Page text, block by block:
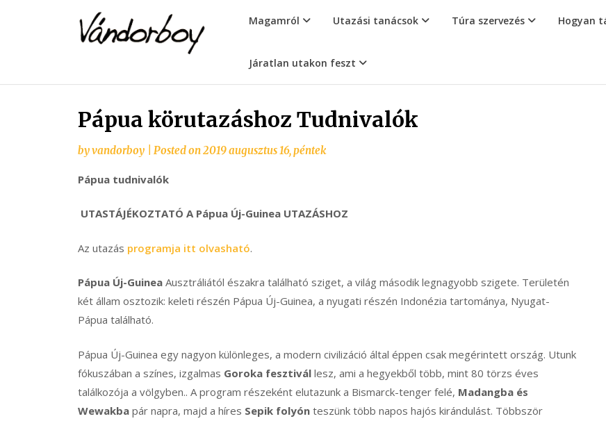
vandorboy
Magamról Utazási tanácsok Túra szervezés Hogyan
Járatlan utakon feszt
Pápua körutazáshoz Tudnivalók
byvandorboy Posted on2019 augusztus 16, péntek
Pápua tudnivalók
UTASTÁJÉKOZTATÓ A Pápua Új-Guinea UTAZÁSHOZ
Az utazás programja itt olvasható.
Pápua Új-Guinea Ausztráliától északra található sziget, a világ második legnagyobb szigete. Területén
két állam osztozik: keleti részén Pápua Új-Guinea, a nyugati részén Indonézia tartománya, Nyugat-
Pápua található.
Pápua Új-Guinea egy nagyon különleges, a modern civilizáció által éppen csak megérintett ország. Utunk
fókuszában a színes, izgalmas Goroka fesztivál lesz, ami a hegyekből több, mint 80 törzs éves
találkozója a völgyben.. A program részeként elutazunk a Bismarck-tenger felé, Madangba és
Wewakba pár napra, majd a híres Sepik folyón teszünk több napos hajós kirándulást. Többször